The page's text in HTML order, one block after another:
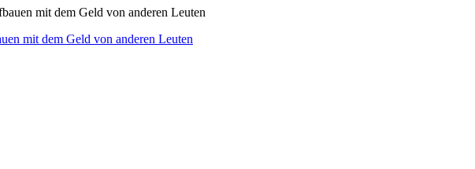
mit dem Geld von anderen Leuten